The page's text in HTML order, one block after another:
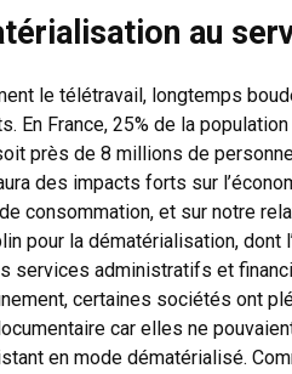
au
le télétravail, longtemps
En France, 25% de la
près de 8 millions de
des impacts forts sur
consommation, et sur notre
pour la dématérialisation,
services administratifs et
certaines sociétés ont
car elles ne
en mode dématérialisé.